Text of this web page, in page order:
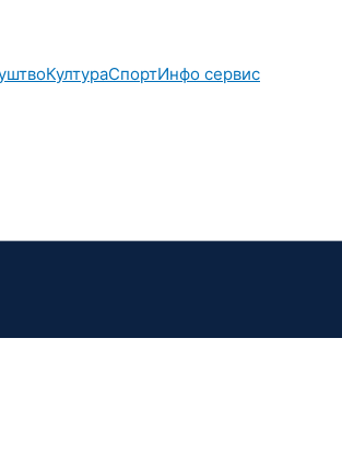
КултураСпортИнфо сервис